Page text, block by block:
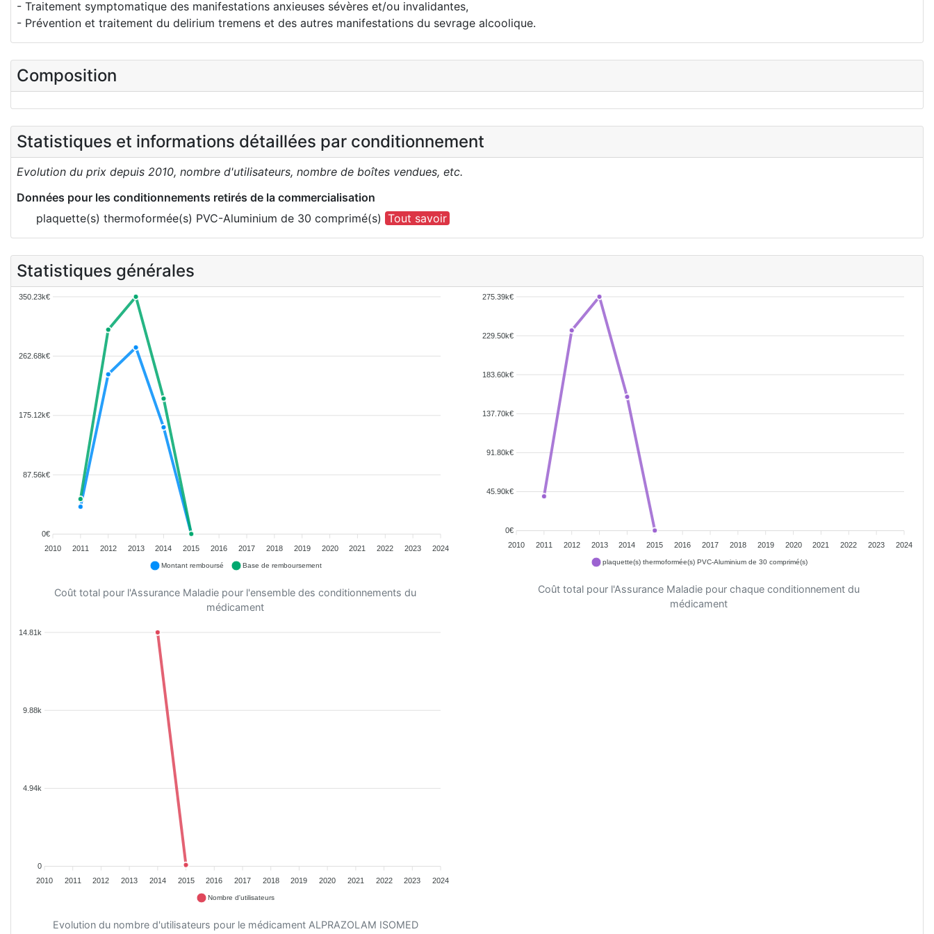
- Traitement symptomatique des manifestations anxieuses sévères et/ou invalidantes,
- Prévention et traitement du delirium tremens et des autres manifestations du sevrage alcoolique.
Composition
Statistiques et informations détaillées par conditionnement
Evolution du prix depuis 2010, nombre d'utilisateurs, nombre de boîtes vendues, etc.
Données pour les conditionnements retirés de la commercialisation
plaquette(s) thermoformée(s) PVC-Aluminium de 30 comprimé(s) Tout savoir
Statistiques générales
350.23k€
262.68k€
175.12k€
87.56k€
0€
2010
2011 2012 2013 2014 2015 2016 2017 2018 2019 2020 2021 2022 2023 2024
Montant remboursé Base de remboursement
Coût total pour l'Assurance Maladie pour l'ensemble des conditionnements du
médicament
275.39k€
229.50k€
183.60k€
137.70k€
91.80k€
45.90k€
0€
2010
2011 2012 2013 2014 2015 2016 2017 2018 2019 2020 2021 2022 2023 2024
plaquette(s) thermoformée(s) PVC-Aluminium de 30 comprimé(s)
Coût total pour l'Assurance Maladie pour chaque conditionnement du
médicament
14.81k
9.88k
4.94k
0
2010
2011 2012 2013 2014 2015 2016 2017 2018 2019 2020 2021 2022 2023 2024
Nombre d'utilisateurs
Evolution du nombre d'utilisateurs pour le médicament ALPRAZOLAM ISOMED